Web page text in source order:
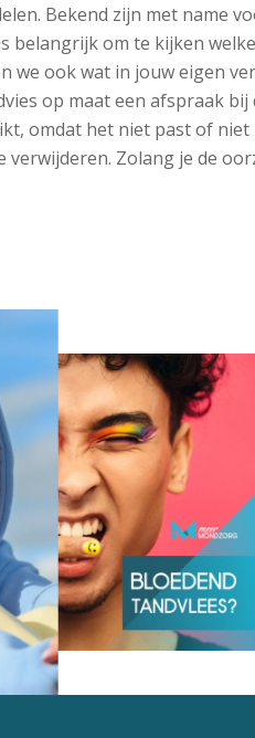
Bekend zijn met name
belangrijk om te kijken
we ook wat in jouw eigen
op maat een afspraak
omdat het niet past of
Zolang je de